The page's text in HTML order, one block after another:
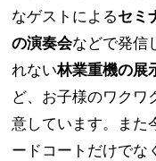
なゲストによるセミ
の演奏会などで発信
れない林業重機の展
ど、お子様のワクワ
意しています。また
ードコートだけでな